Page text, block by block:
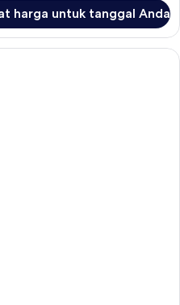
harga untuk tanggal Anda